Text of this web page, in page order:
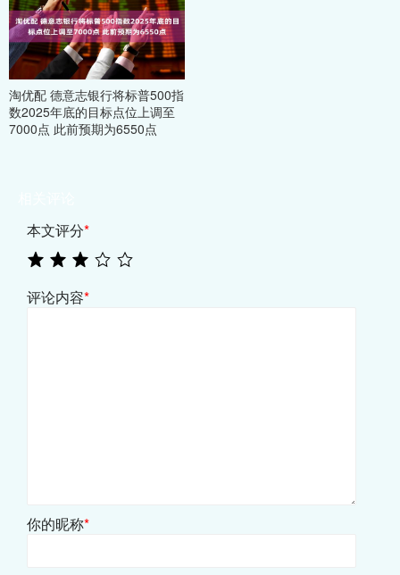
淘优配 德意志银行将标普500指
数2025年底的目标点位上调至
7000点 此前预期为6550点
本文评分*
评论内容*
你的昵称*